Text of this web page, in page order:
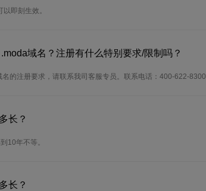
即刻生效。
域名？注册有什么特别要求/限制吗？
名的注册要求，请联系我司客服专员。联系电话：400-622-8300
长？
10年不等。
长？